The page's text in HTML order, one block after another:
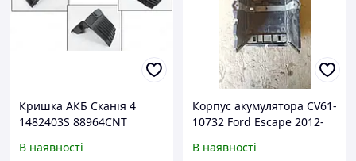
Кришка АКБ Сканія 4
1482403S 88964CNT
В наявності
Корпус акумулятора CV61-
10732 Ford Escape 2012-
В наявності